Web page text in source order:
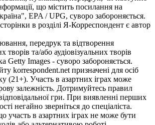
що містить посилання на
EPA / UPG, суворо забороняється.
в розділі Я-Корреспондент є автор
передрук та відтворення
творів та/або аудіовізуальних творів
Getty Images - суворо забороняється.
korrespondent.net призначені для осіб
(21+). Участь в азартних іграх може
залежність. Дотримуйтесь правил
гри. При виявленні перших
негайно зверніться до спеціаліста.
участь в азартних іграх не може бути